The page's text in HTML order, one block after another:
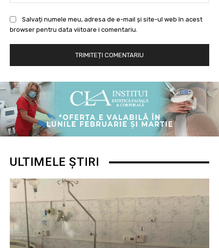
Salvați numele meu, adresa de e-mail și site-ul web în acest
browser pentru data viitoare i comentariu.
ULTIMELE ȘTIRI